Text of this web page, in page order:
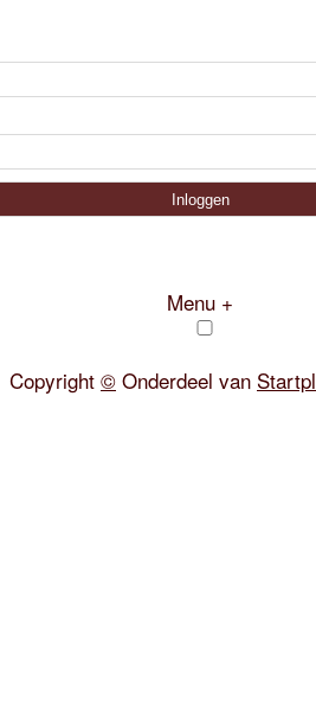
Menu +
Copyright © Onderdeel van